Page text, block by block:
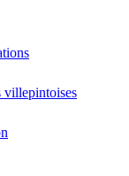
villepintoises